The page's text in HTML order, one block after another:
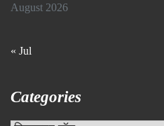
August 2026
« Jul
Categories